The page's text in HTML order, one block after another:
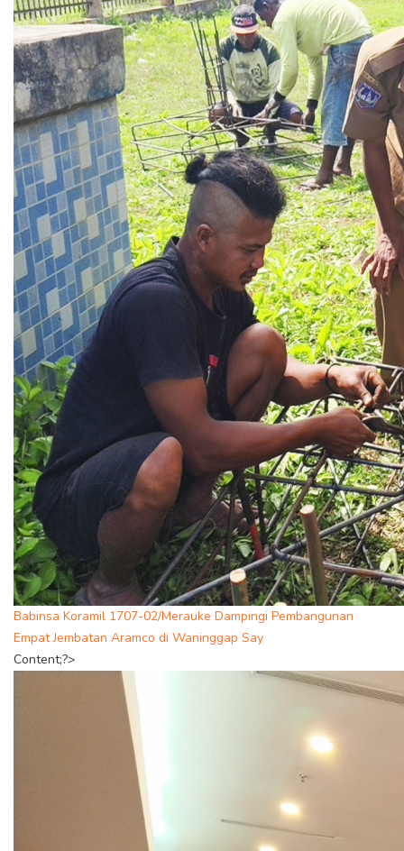
Babinsa Koramil 1707-02/Merauke Dampingi Pembangunan
Empat Jembatan Aramco di Waninggap Say
Content;?>